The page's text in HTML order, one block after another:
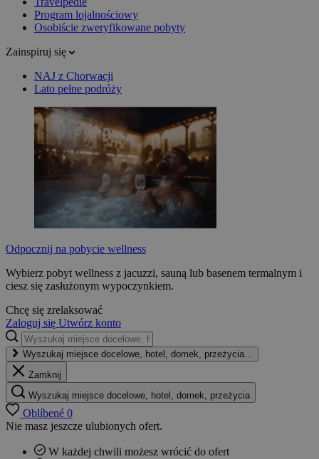
Program lojalnościowy
Osobiście zweryfikowane pobyty
Zainspiruj się
NAJ z Chorwacji
Lato pełne podróży
Odpocznij na pobycie wellness
Wybierz pobyt wellness z jacuzzi, sauną lub basenem termalnym i
ciesz się zasłużonym wypoczynkiem.
Chcę się zrelaksować
Zaloguj się Utwórz konto
Wyszukaj miejsce docelowe, hotel, domek, przeżycia...
Zamknij
Wyszukaj miejsce docelowe, hotel, domek, przeżycia
Oblíbené 0
Nie masz jeszcze ulubionych ofert.
W każdej chwili możesz wrócić do ofert